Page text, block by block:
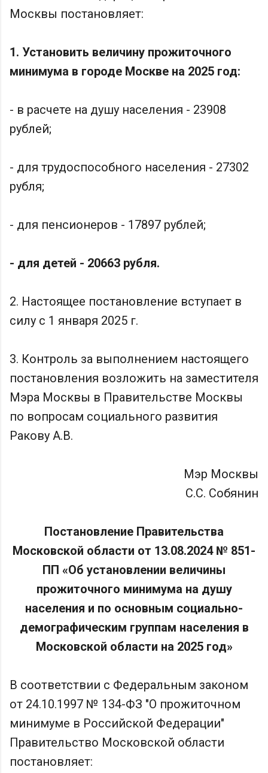
Москвы постановляет:
1. Установить величину прожиточного
минимума в городе Москве на 2025 год:
- в расчете на душу населения - 23908
рублей;
- для трудоспособного населения - 27302
рубля;
- для пенсионеров - 17897 рублей;
- для детей - 20663 рубля.
2. Настоящее постановление вступает в
силу с 1 января 2025 г.
3. Контроль за выполнением настоящего
постановления возложить на заместителя
Мэра Москвы в Правительстве Москвы
по вопросам социального развития
Ракову А.В.
Мэр Москвы
С.С. Собянин
Постановление Правительства
Московской области от 13.08.2024 № 851-
ПП «Об установлении величины
прожиточного минимума на душу
населения и по основным социально-
демографическим группам населения в
Московской области на 2025 год»
В соответствии с Федеральным законом
от 24.10.1997 № 134-ФЗ "О прожиточном
минимуме в Российской Федерации"
Правительство Московской области
постановляет: